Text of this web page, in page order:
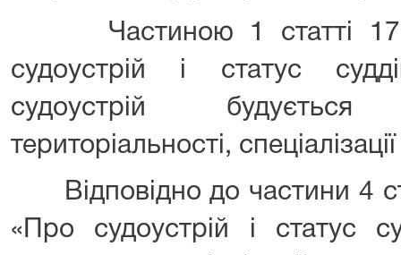
Частиною 1 статті 17
судоустрій і статус
судоустрій
територіальності,
Відповідно до частини 4
«Про судоустрій і статус